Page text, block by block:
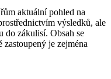
aktuální pohled na
výsledků, ale
do zákulisí. Obsah se
je zejména